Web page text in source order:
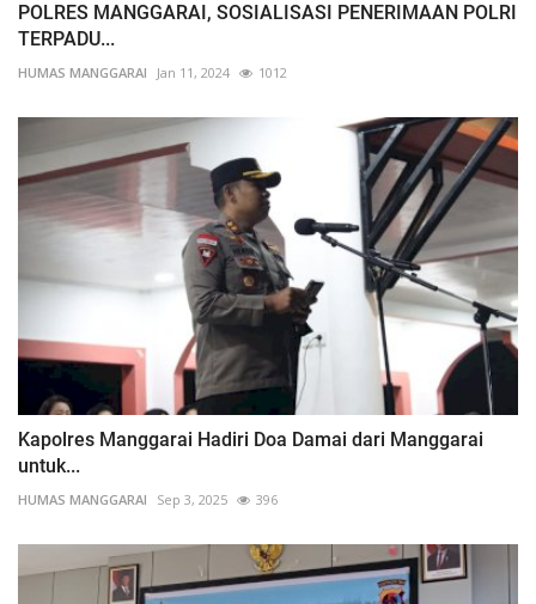
POLRES MANGGARAI, SOSIALISASI PENERIMAAN POLRI
TERPADU...
HUMAS MANGGARAI Jan 11, 2024 1012
Kapolres Manggarai Hadiri Doa Damai dari Manggarai
untuk...
HUMAS MANGGARAI Sep 3, 2025 396